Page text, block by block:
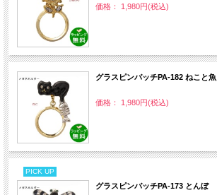
価格： 1,980円(税込)
グラスピンバッチPA‐182 ねこと魚
価格： 1,980円(税込)
PICK UP
グラスピンバッチPA‐173 とんぼ